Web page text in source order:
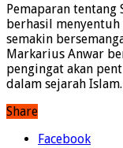
Pemaparan
berhasil
semakin
Markarius Anwar
pengingat akan
dalam sejarah Islam.
Share
Facebook